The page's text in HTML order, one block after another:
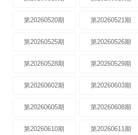
第20260520期 第20260521期
第20260525期 第20260526期
第20260528期 第20260529期
第20260602期 第20260603期
第20260605期 第20260608期
第20260610期 第20260611期